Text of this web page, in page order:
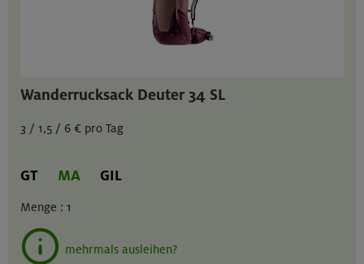
Wanderrucksack Deuter 34 SL
3 / 1,5 / 6 € pro Tag
GT MA GIL
Menge : 1
mehrmals ausleihen?